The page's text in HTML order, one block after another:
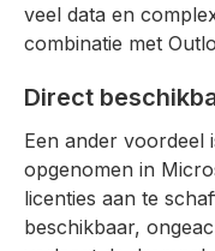
veel data en
combinatie met
Direct
Een ander voordeel
opgenomen in
licenties aan te
beschikbaar,